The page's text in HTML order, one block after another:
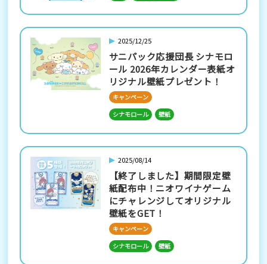
2025/12/25
サニパック応援団長 シナモロ
ール 2026年カレンダー表紙オ
リジナル壁紙プレゼント！
キャンペーン
シナモロール
壁紙
2025/08/14
【終了しました】期間限定壁
紙配布中！ニオワイナゲーム
にチャレンジしてオリジナル
壁紙をGET！
キャンペーン
シナモロール
壁紙